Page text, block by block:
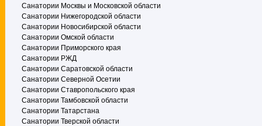
Санатории Москвы и Московской области
Санатории Нижегородской области
Санатории Новосибирской области
Санатории Омской области
Санатории Приморского края
Санатории РЖД
Санатории Саратовской области
Санатории Северной Осетии
Санатории Ставропольского края
Санатории Тамбовской области
Санатории Татарстана
Санатории Тверской области